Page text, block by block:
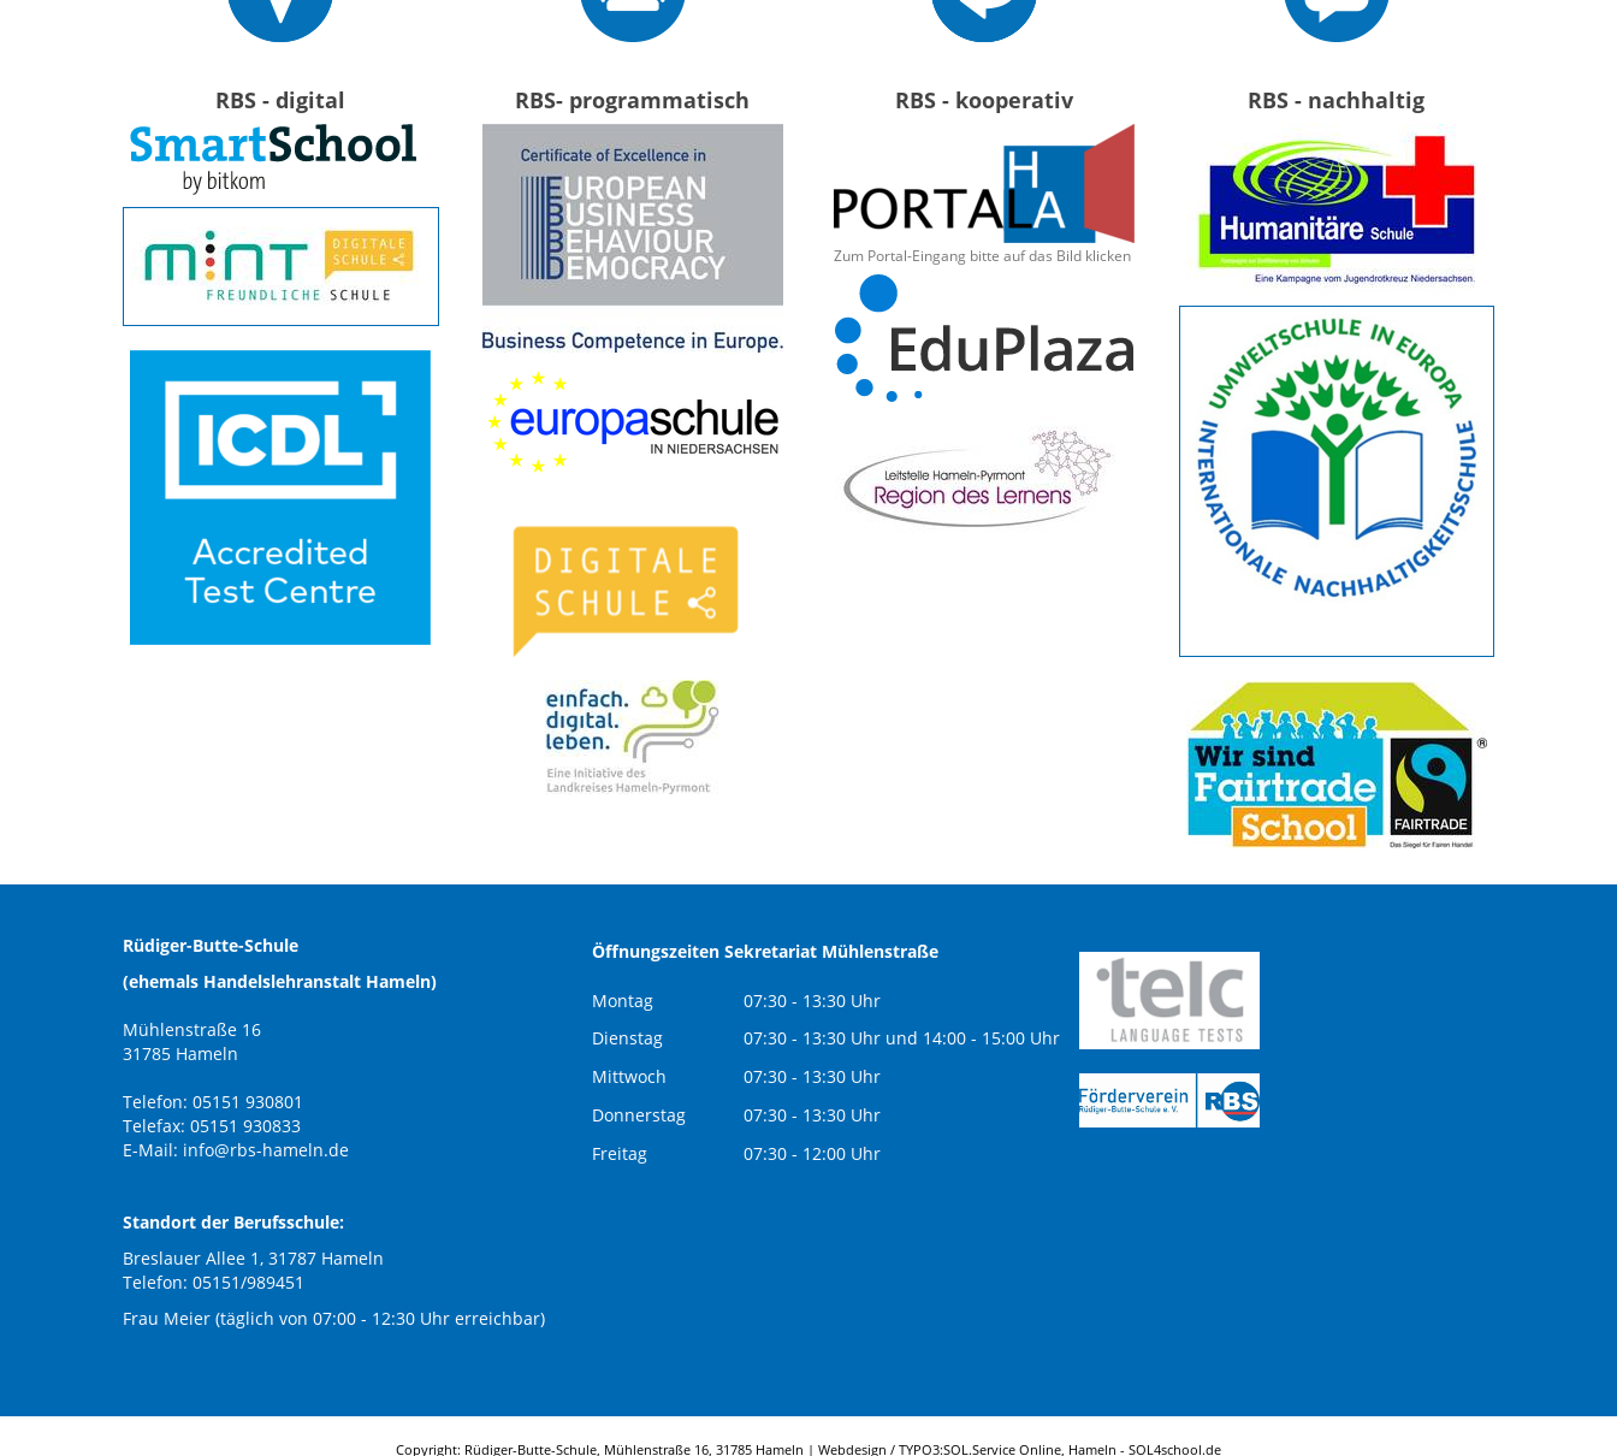
RBS - digital RBS- programmatisch RBS - kooperativ
Zum Portal-Eingang bitte auf das Bild klicken
RBS - nachhaltig
Rüdiger-Butte-Schule
(ehemals Handelslehranstalt Hameln)
Mühlenstraße 16
31785 Hameln
Telefon: 05151 930801
Telefax: 05151 930833
E-Mail: info@rbs-hameln.de
Standort der Berufsschule:
Breslauer Allee 1, 31787 Hameln
Telefon: 05151/989451
Frau Meier (täglich von 07:00 - 12:30 Uhr erreichbar)
Öffnungszeiten Sekretariat Mühlenstraße
Montag
07:30 - 13:30 Uhr
Dienstag
07:30 - 13:30 Uhr und 14:00 - 15:00 Uhr
Mittwoch
07:30 - 13:30 Uhr
Donnerstag
07:30 - 13:30 Uhr
Freitag
07:30 - 12:00 Uhr
Copyright: Rüdiger-Butte-Schule, Mühlenstraße 16, 31785 Hameln | Webdesign / TYPO3:SOL.Service Online, Hameln - SOL4school.de